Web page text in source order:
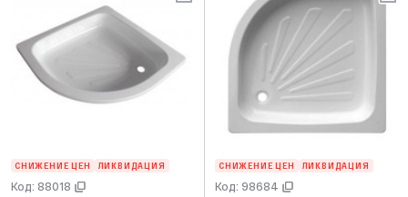
СНИЖЕНИЕ ЦЕН ЛИКВИДАЦИЯ
Код: 88018
СНИЖЕНИЕ ЦЕН ЛИКВИДАЦИЯ
Код: 98684